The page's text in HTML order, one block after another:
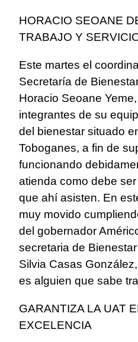
HORACIO SEOANE
TRABAJO Y
Este martes el
Secretaría de
Horacio Seoane
integrantes de su
del bienestar situado
Toboganes, a fin de
funcionando
atienda como debe
que ahí asisten. En
muy movido
del gobernador
secretaria de
Silvia Casas
es alguien que sabe
GARANTIZA LA UAT
EXCELENCIA